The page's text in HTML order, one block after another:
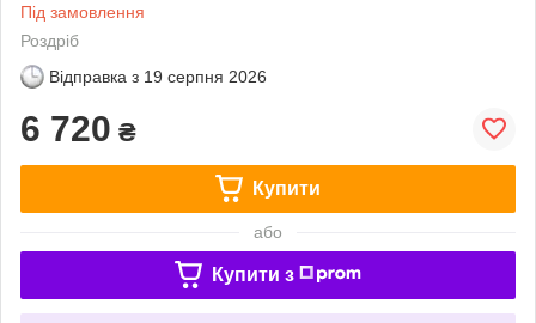
Під замовлення
Роздріб
Відправка з 19 серпня 2026
6 720 ₴
Купити
або
Купити з